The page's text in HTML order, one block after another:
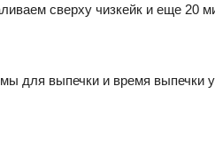
сверху чизкейк и еще 20
для выпечки и время выпечки